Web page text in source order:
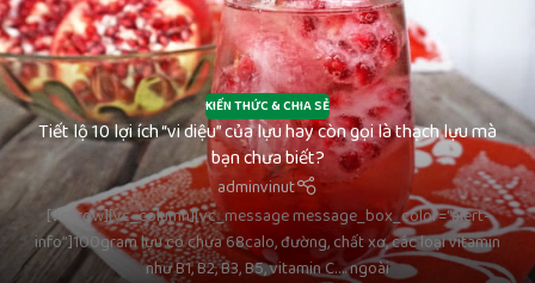
KIẾN THỨC & CHIA SẺ
Tiết lộ 10 lợi ích “vi diệu” của lựu hay còn gọi là thạch lựu mà
bạn chưa biết?
adminvinut
[vc_row][vc_column][vc_message message_box_color=”alert-
info”]100gram lựu có chứa 68calo, đường, chất xơ, các loại vitamin
như B1, B2, B3, B5, vitamin C…. ngoài